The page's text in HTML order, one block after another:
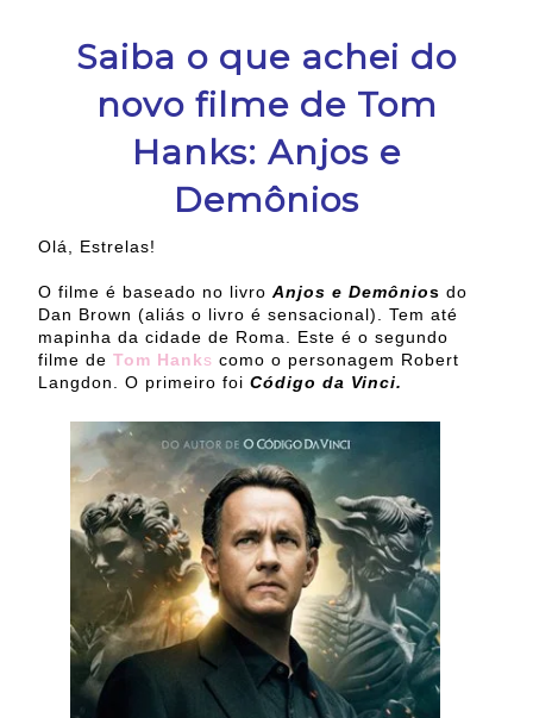
Saiba o que achei do
novo filme de Tom
Hanks: Anjos e
Demônios
Olá, Estrelas!
O filme é baseado no livro Anjos e Demônios do
Dan Brown (aliás o livro é sensacional). Tem até
mapinha da cidade de Roma. Este é o segundo
filme de Tom Hanks como o personagem Robert
Langdon. O primeiro foi Código da Vinci.